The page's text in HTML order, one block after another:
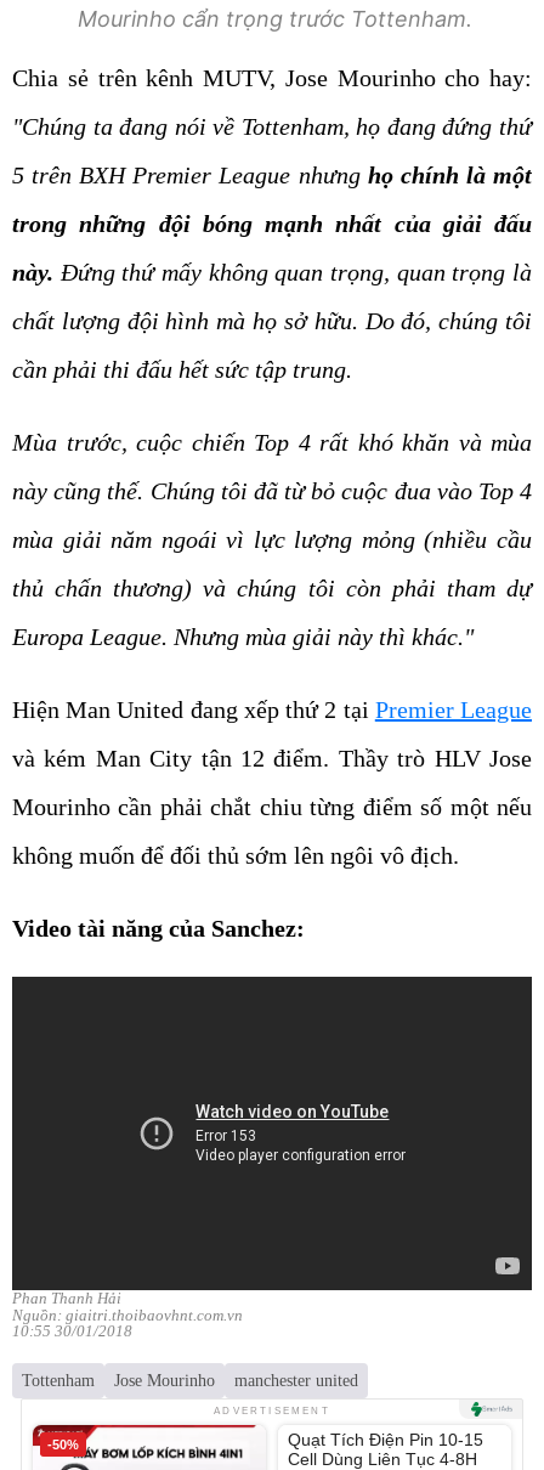
Mourinho cẩn trọng trước Tottenham.
Chia sẻ trên kênh MUTV, Jose Mourinho cho hay:
"Chúng ta đang nói về Tottenham, họ đang đứng thứ
5 trên BXH Premier League nhưng họ chính là một
trong những đội bóng mạnh nhất của giải đấu
này. Đứng thứ mấy không quan trọng, quan trọng là
chất lượng đội hình mà họ sở hữu. Do đó, chúng tôi
cần phải thi đấu hết sức tập trung.
Mùa trước, cuộc chiến Top 4 rất khó khăn và mùa
này cũng thế. Chúng tôi đã từ bỏ cuộc đua vào Top 4
mùa giải năm ngoái vì lực lượng mỏng (nhiều cầu
thủ chấn thương) và chúng tôi còn phải tham dự
Europa League. Nhưng mùa giải này thì khác."
Hiện Man United đang xếp thứ 2 tại Premier League
và kém Man City tận 12 điểm. Thầy trò HLV Jose
Mourinho cần phải chắt chiu từng điểm số một nếu
không muốn để đối thủ sớm lên ngôi vô địch.
Video tài năng của Sanchez:
Phan Thanh Hải
Nguồn: giaitri.thoibaovhnt.com.vn
10:55 30/01/2018
Tottenham Jose Mourinho manchester united
ADVERTISEMENT
-50% -54%
Unmute
Quạt Tích Điện Pin 10-15
Cell Dùng Liên Tục 4-8H